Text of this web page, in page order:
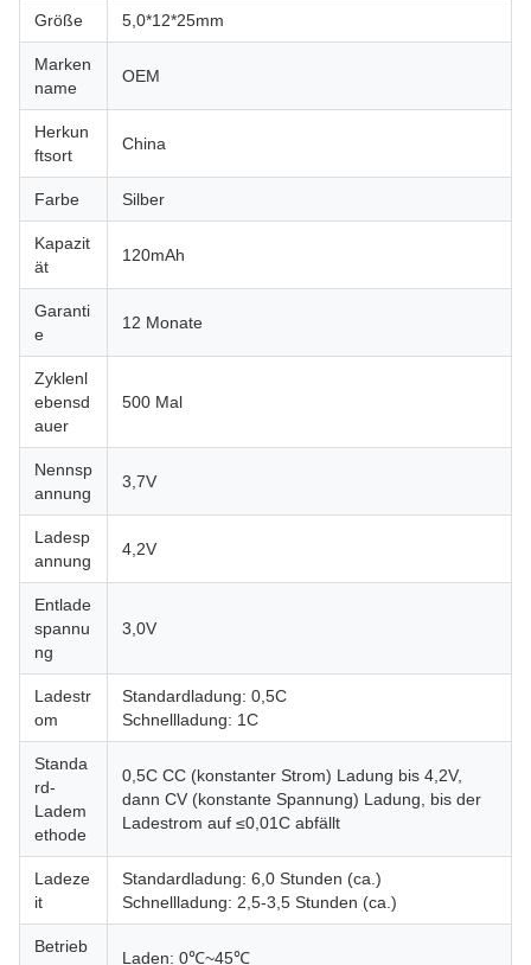
Größe 5,0*12*25mm
Marken
name
OEM
Herkun
ftsort
China
Farbe Silber
Kapazit
ät
120mAh
Garanti
e
12 Monate
Zyklenl
ebensd
auer
500 Mal
Nennsp
annung
3,7V
Ladesp
annung
4,2V
Entlade
spannu
ng
3,0V
Ladestr
om
Standardladung: 0,5C
Schnellladung: 1C
Standa
rd-
Ladem
ethode
0,5C CC (konstanter Strom) Ladung bis 4,2V,
dann CV (konstante Spannung) Ladung, bis der
Ladestrom auf ≤0,01C abfällt
Ladeze
it
Standardladung: 6,0 Stunden (ca.)
Schnellladung: 2,5-3,5 Stunden (ca.)
Betrieb
Laden: 0℃~45℃